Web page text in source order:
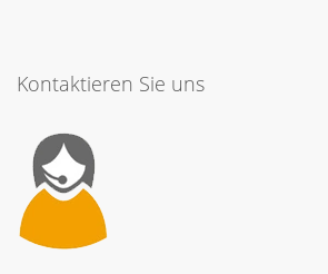
Kontaktieren Sie uns